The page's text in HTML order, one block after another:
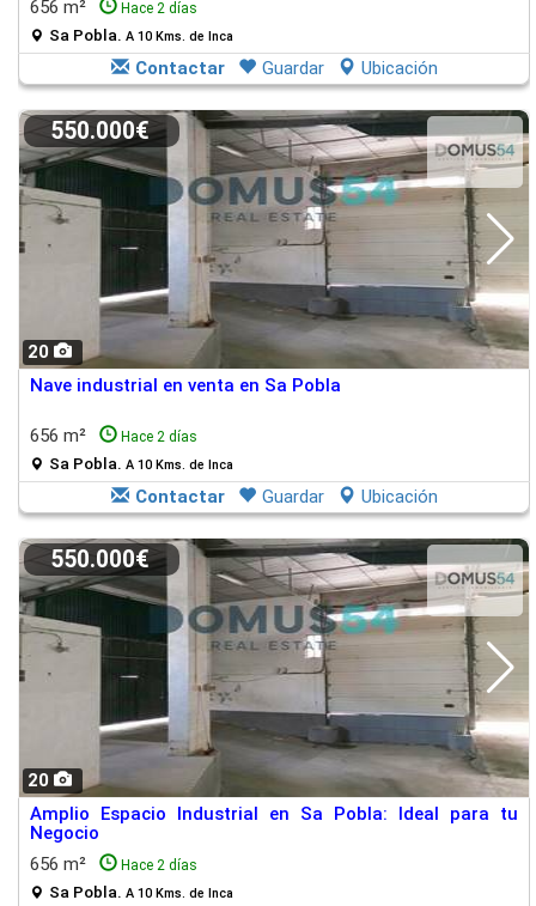
656 m² Hace 2 días
Sa Pobla. A 10 Kms. de Inca
Contactar Guardar Ubicación
20
550.000€
Nave industrial en venta en Sa Pobla
656 m² Hace 2 días
Sa Pobla. A 10 Kms. de Inca
Contactar Guardar Ubicación
20
550.000€
Amplio Espacio Industrial en Sa Pobla: Ideal para tu
Negocio
656 m²
Hace 2 días
Sa Pobla. A 10 Kms. de Inca